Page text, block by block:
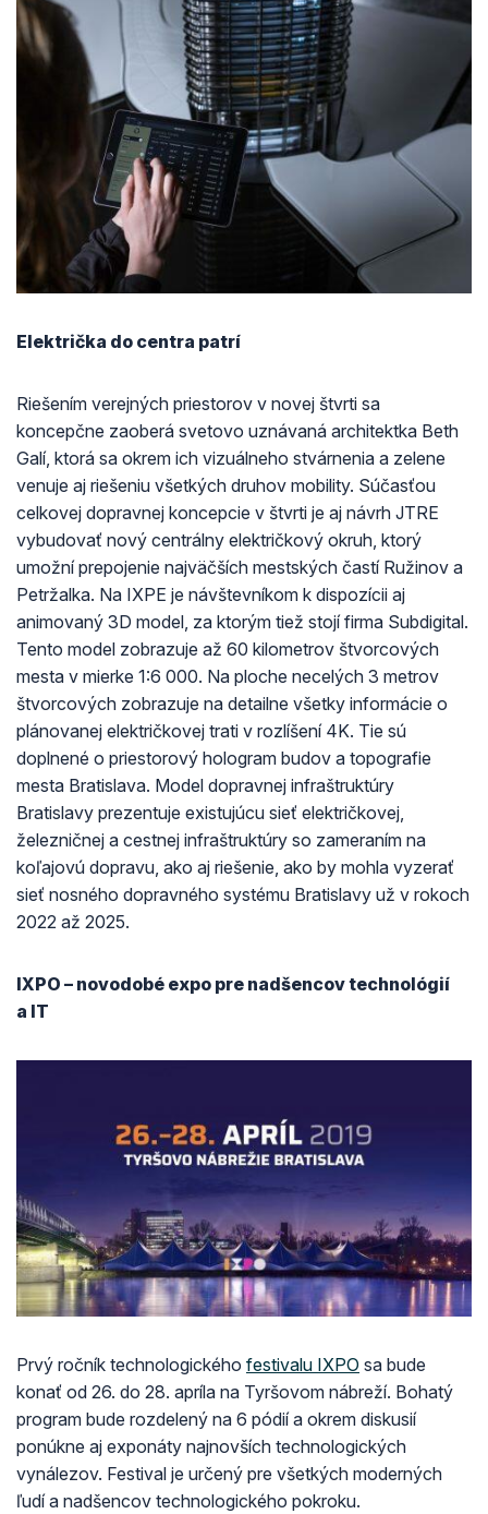
Električka do centra patrí
Riešením verejných priestorov v novej štvrti sa
koncepčne zaoberá svetovo uznávaná architektka Beth
Galí, ktorá sa okrem ich vizuálneho stvárnenia a zelene
venuje aj riešeniu všetkých druhov mobility. Súčasťou
celkovej dopravnej koncepcie v štvrti je aj návrh JTRE
vybudovať nový centrálny električkový okruh, ktorý
umožní prepojenie najväčších mestských častí Ružinov a
Petržalka. Na IXPE je návštevníkom k dispozícii aj
animovaný 3D model, za ktorým tiež stojí firma Subdigital.
Tento model zobrazuje až 60 kilometrov štvorcových
mesta v mierke 1:6 000. Na ploche necelých 3 metrov
štvorcových zobrazuje na detailne všetky informácie o
plánovanej električkovej trati v rozlíšení 4K. Tie sú
doplnené o priestorový hologram budov a topografie
mesta Bratislava. Model dopravnej infraštruktúry
Bratislavy prezentuje existujúcu sieť električkovej,
železničnej a cestnej infraštruktúry so zameraním na
koľajovú dopravu, ako aj riešenie, ako by mohla vyzerať
sieť nosného dopravného systému Bratislavy už v rokoch
2022 až 2025.
IXPO – novodobé expo pre nadšencov technológií
a IT
Prvý ročník technologického festivalu IXPO sa bude
konať od 26. do 28. apríla na Tyršovom nábreží. Bohatý
program bude rozdelený na 6 pódií a okrem diskusií
ponúkne aj exponáty najnovších technologických
vynálezov. Festival je určený pre všetkých moderných
ľudí a nadšencov technologického pokroku.